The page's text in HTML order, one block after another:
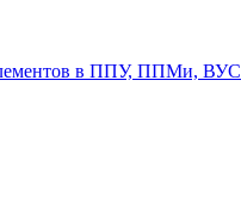
в ППУ, ППМи, ВУС